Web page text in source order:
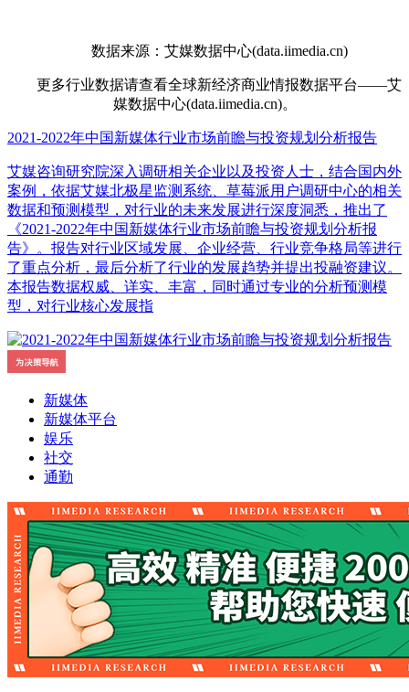
数据来源：艾媒数据中心(data.iimedia.cn)
更多行业数据请查看全球新经济商业情报数据平台——艾
媒数据中心(data.iimedia.cn)。
2021-2022年中国新媒体行业市场前瞻与投资规划分析报告
艾媒咨询研究院深入调研相关企业以及投资人士，结合国内外
案例，依据艾媒北极星监测系统、草莓派用户调研中心的相关
数据和预测模型，对行业的未来发展进行深度洞悉，推出了
《2021-2022年中国新媒体行业市场前瞻与投资规划分析报
告》。报告对行业区域发展、企业经营、行业竞争格局等进行
了重点分析，最后分析了行业的发展趋势并提出投融资建议。
本报告数据权威、详实、丰富，同时通过专业的分析预测模
型，对行业核心发展指
新媒体
新媒体平台
娱乐
社交
通勤